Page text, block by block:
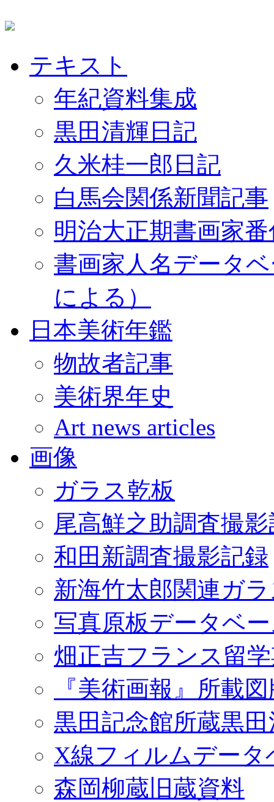
テキスト
年紀資料集成
黒田清輝日記
久米桂一郎日記
白馬会関係新聞記事
明治大正期書画家
書画家人名データ
による）
日本美術年鑑
物故者記事
美術界年史
Art news articles
画像
ガラス乾板
尾高鮮之助調査撮
和田新調査撮影記録
新海竹太郎関連ガ
写真原板データベ
畑正吉フランス留
『美術画報』所載
黒田記念館所蔵黒
X線フィルムデータ
森岡柳蔵旧蔵資料